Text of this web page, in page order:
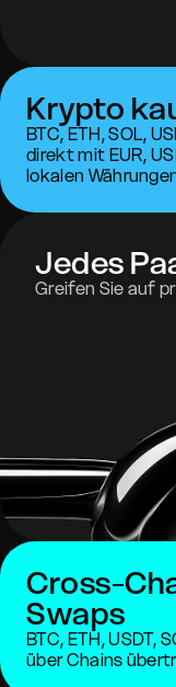
Jedes
Greifen Sie auf
Krypto
BTC, ETH, SOL,
direkt mit EUR,
lokalen
Cross-
Swaps
BTC, ETH, USDT,
über Chains